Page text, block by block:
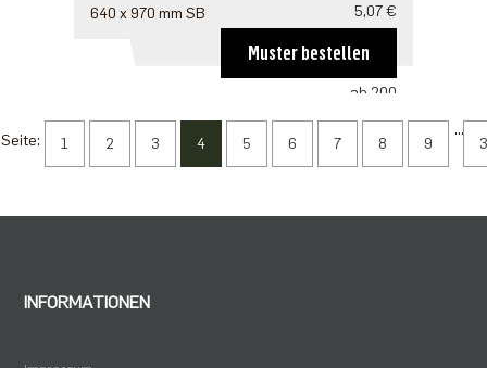
640 x 970 mm SB
5,07 €
3,38 €
ab 200
3,27 €
ab 500
Muster bestellen
Seite: 1 2 3 4 5 6 7 8 9
...
INFORMATIONEN